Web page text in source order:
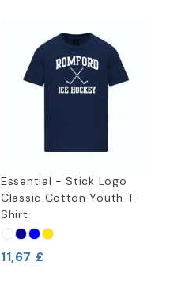
Essential - Stick Logo
Classic Cotton Youth T-
Shirt
11,67 £